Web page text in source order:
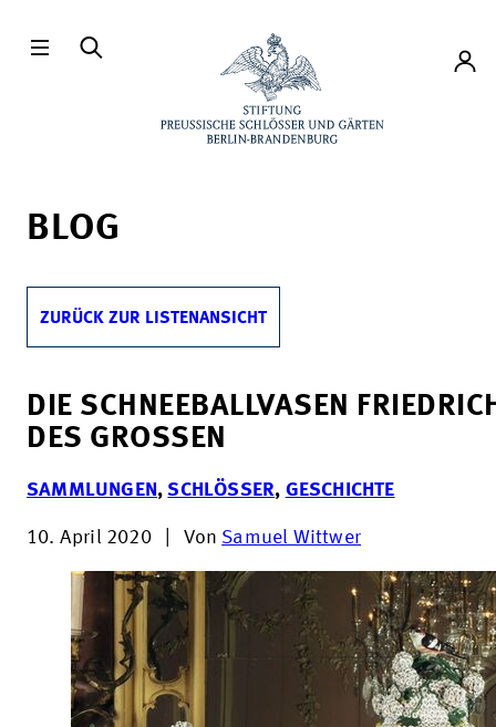
Konto
BLOG
ZURÜCK ZUR LISTENANSICHT
DIE SCHNEEBALLVASEN
DES GROSSEN
SAMMLUNGEN ,SCHLÖSSER, GESCHICHTE
10. April 2020 Von Samuel Wittwer